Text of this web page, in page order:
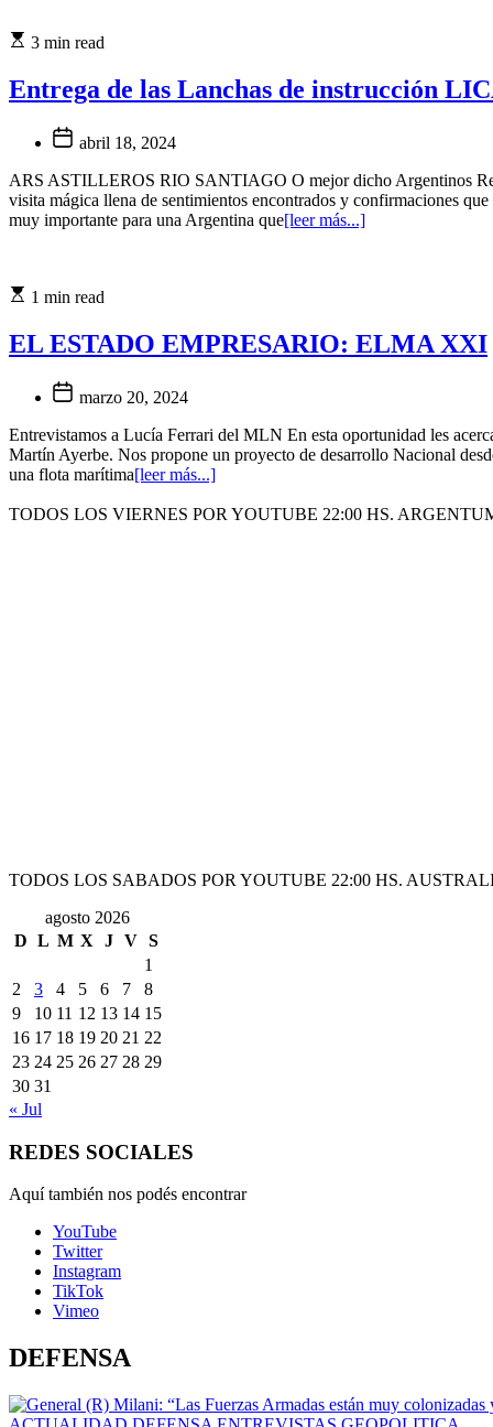
3 min read
Entrega de las Lanchas de instrucción
abril 18, 2024
ARS ASTILLEROS RIO SANTIAGO O mejor dicho Argentinos
visita mágica llena de sentimientos encontrados y confirmaciones
muy importante para una Argentina que[leer más...]
1 min read
EL ESTADO EMPRESARIO: ELMA XXI
marzo 20, 2024
Entrevistamos a Lucía Ferrari del MLN En esta oportunidad les
Martín Ayerbe. Nos propone un proyecto de desarrollo Nacional
una flota marítima[leer más...]
TODOS LOS VIERNES POR YOUTUBE 22:00 HS.
TODOS LOS SABADOS POR YOUTUBE 22:00 HS.
agosto 2026
D L M X J V S
1
2
3 4 5 6 7
8
9
10 11 12 13 14 15
16 17 18 19 20 21 22
23 24 25 26 27 28 29
30 31
« Jul
REDES SOCIALES
Aquí también nos podés encontrar
YouTube
Twitter
Instagram
TikTok
Vimeo
DEFENSA